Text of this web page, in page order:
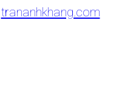
trananhkhang.com